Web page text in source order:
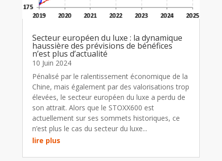
Secteur européen du luxe : la dynamique
haussière des prévisions de bénéfices
n’est plus d’actualité
10 Juin 2024
Pénalisé par le ralentissement économique de la
Chine, mais également par des valorisations trop
élevées, le secteur européen du luxe a perdu de
son attrait. Alors que le STOXX600 est
actuellement sur ses sommets historiques, ce
n’est plus le cas du secteur du luxe...
lire plus